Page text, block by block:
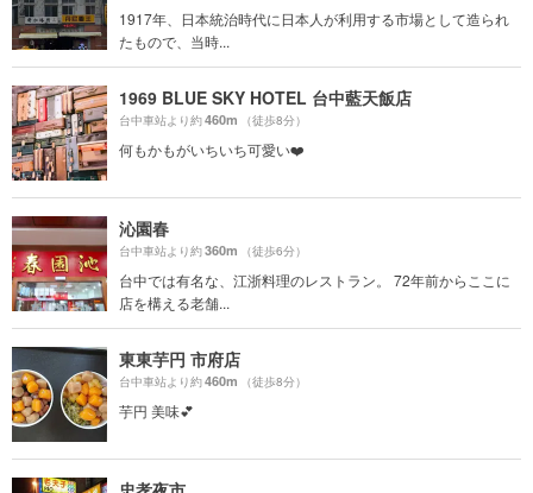
1917年、日本統治時代に日本人が利用する市場として造られ
たもので、当時...
1969 BLUE SKY HOTEL 台中藍天飯店
台中車站より約460m （徒歩8分）
何もかもがいちいち可愛い❤️
沁園春
台中車站より約360m （徒歩6分）
台中では有名な、江浙料理のレストラン。 72年前からここに
店を構える老舗...
東東芋円 市府店
台中車站より約460m （徒歩8分）
芋円 美味💕